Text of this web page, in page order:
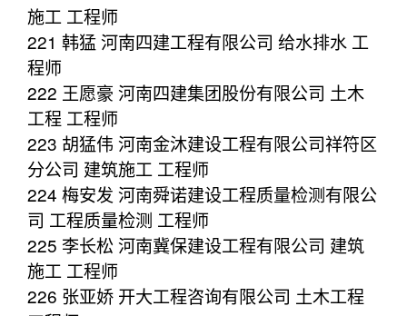
施工 工程师
221 韩猛 河南四建工程有限公司 给水排水 工
程师
222 王愿豪 河南四建集团股份有限公司 土木
工程 工程师
223 胡猛伟 河南金沐建设工程有限公司祥符区
分公司 建筑施工 工程师
224 梅安发 河南舜诺建设工程质量检测有限公
司 工程质量检测 工程师
225 李长松 河南冀保建设工程有限公司 建筑
施工 工程师
226 张亚娇 开大工程咨询有限公司 土木工程